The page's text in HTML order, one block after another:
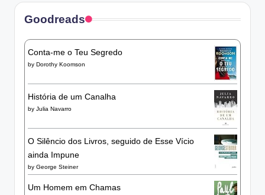
Goodreads
Conta-me o Teu Segredo
by Dorothy Koomson
História de um Canalha
by Julia Navarro
O Silêncio dos Livros, seguido de Esse Vício
ainda Impune
by George Steiner
Um Homem em Chamas